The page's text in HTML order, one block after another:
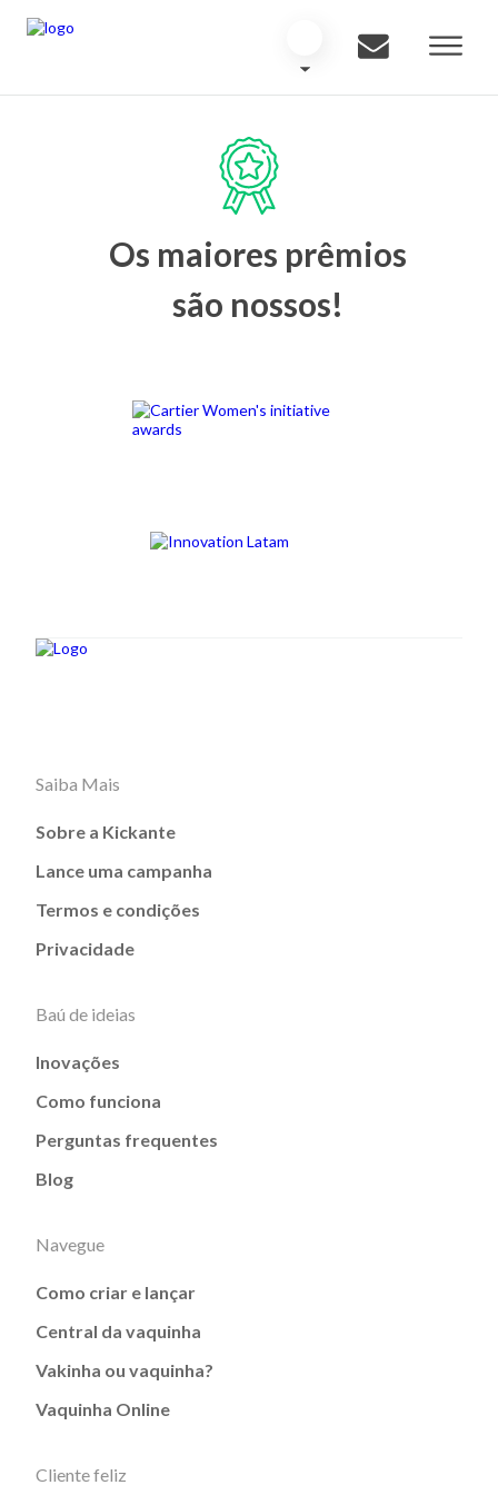
Os maiores prêmios
são nossos!
Saiba Mais
Sobre a Kickante
Lance uma campanha
Termos e condições
Privacidade
Baú de ideias
Inovações
Como funciona
Perguntas frequentes
Blog
Navegue
Como criar e lançar
Central da vaquinha
Vakinha ou vaquinha?
Vaquinha Online
Cliente feliz